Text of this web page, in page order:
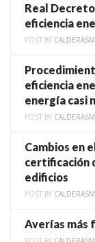
Real
eficiencia
POST BY
eficiencia
energía casi
POST BY
Cambios en
certificación
edificios
POST BY
Averías más